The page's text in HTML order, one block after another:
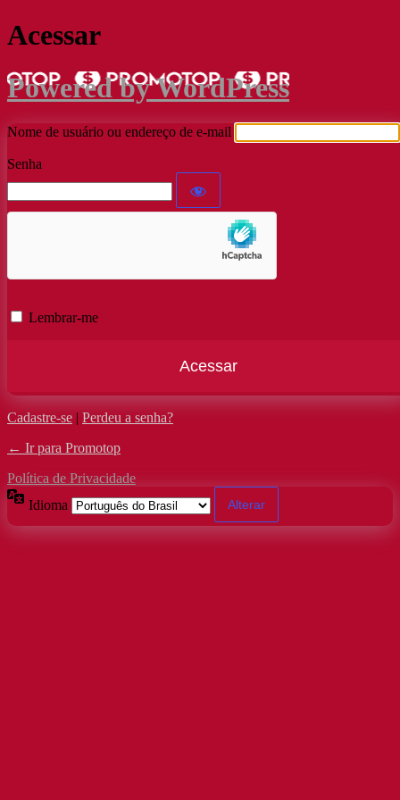
Acessar
Powered by WordPress
Nome de usuário ou endereço de e-mail
Senha
Lembrar-me
Cadastre-se | Perdeu a senha?
← Ir para Promotop
Política de Privacidade
Idioma